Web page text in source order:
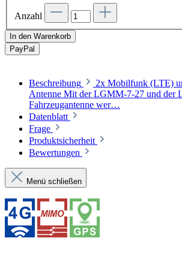
Anzahl
In den Warenkorb
PayPal
Beschreibung
2x Mobilfunk (LTE)
Antenne Mit der LGMM-7-27 und der
Fahrzeugantenne wer…
Datenblatt
Frage
Produktsicherheit
Bewertungen
Menü schließen